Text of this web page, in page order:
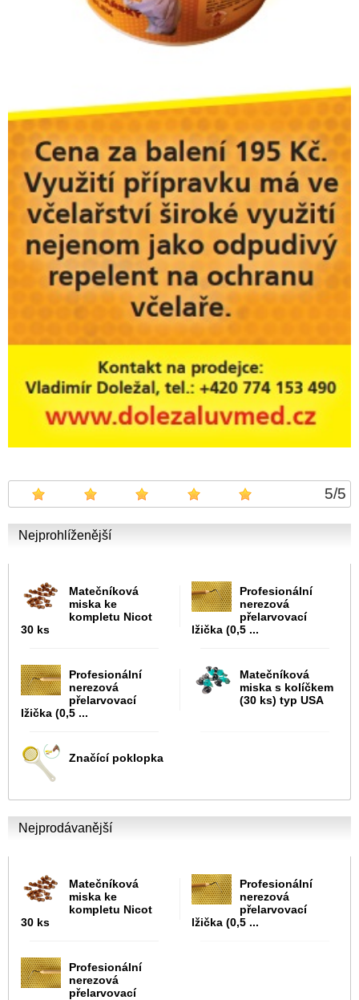
5/5
Nejprohlíženější
Matečníková
miska ke
kompletu Nicot
30 ks
Profesionální
nerezová
přelarvovací
lžička (0,5 ...
Profesionální
nerezová
přelarvovací
lžička (0,5 ...
Matečníková
miska s kolíčkem
(30 ks) typ USA
Značící poklopka
Nejprodávanější
Matečníková
miska ke
kompletu Nicot
30 ks
Profesionální
nerezová
přelarvovací
lžička (0,5 ...
Profesionální
nerezová
přelarvovací